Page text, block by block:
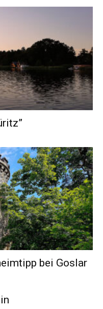
bei Goslar